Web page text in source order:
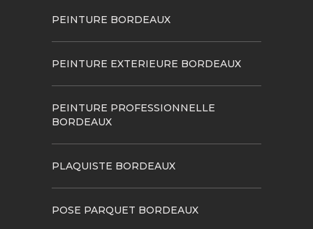
PEINTURE BORDEAUX
PEINTURE EXTERIEURE BORDEAUX
PEINTURE PROFESSIONNELLE
BORDEAUX
PLAQUISTE BORDEAUX
POSE PARQUET BORDEAUX